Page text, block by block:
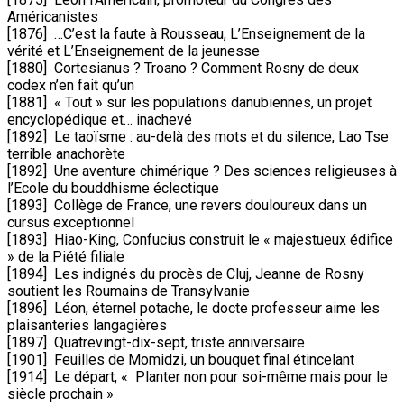
Américanistes
[1876] …C’est la faute à Rousseau, L’Enseignement de la
vérité et L’Enseignement de la jeunesse
[1880] Cortesianus ? Troano ? Comment Rosny de deux
codex n’en fait qu’un
[1881] « Tout » sur les populations danubiennes, un projet
encyclopédique et… inachevé
[1892] Le taoïsme : au-delà des mots et du silence, Lao Tse
terrible anachorète
[1892] Une aventure chimérique ? Des sciences religieuses à
l’Ecole du bouddhisme éclectique
[1893] Collège de France, une revers douloureux dans un
cursus exceptionnel
[1893] Hiao-King, Confucius construit le « majestueux édifice
» de la Piété filiale
[1894] Les indignés du procès de Cluj, Jeanne de Rosny
soutient les Roumains de Transylvanie
[1896] Léon, éternel potache, le docte professeur aime les
plaisanteries langagières
[1897] Quatrevingt-dix-sept, triste anniversaire
[1901] Feuilles de Momidzi, un bouquet final étincelant
[1914] Le départ, « Planter non pour soi-même mais pour le
siècle prochain »